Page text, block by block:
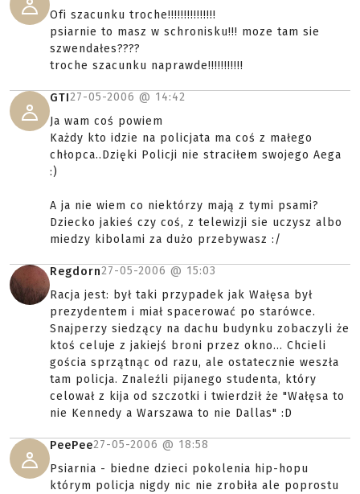
Ofi szacunku troche!!!!!!!!!!!!!!!
psiarnie to masz w schronisku!!! moze tam sie
szwendałes????
troche szacunku naprawde!!!!!!!!!!!
GTI27-05-2006 @ 14:42
Ja wam coś powiem
Każdy kto idzie na policjata ma coś z małego
chłopca..Dzięki Policji nie straciłem swojego Aega
:)
A ja nie wiem co niektórzy mają z tymi psami?
Dziecko jakieś czy coś, z telewizji sie uczysz albo
miedzy kibolami za dużo przebywasz :/
Regdorn27-05-2006 @ 15:03
Racja jest: był taki przypadek jak Wałęsa był
prezydentem i miał spacerować po starówce.
Snajperzy siedzący na dachu budynku zobaczyli że
ktoś celuje z jakiejś broni przez okno... Chcieli
gościa sprzątnąc od razu, ale ostatecznie weszła
tam policja. Znaleźli pijanego studenta, który
celował z kija od szczotki i twierdził że "Wałęsa to
nie Kennedy a Warszawa to nie Dallas" :D
PeePee27-05-2006 @ 18:58
Psiarnia - biedne dzieci pokolenia hip-hopu
którym policja nigdy nic nie zrobiła ale poprostu